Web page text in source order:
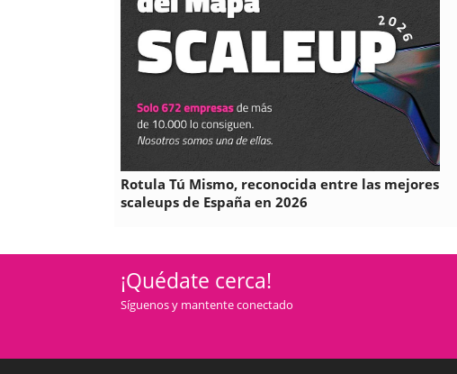
Rotula Tú Mismo, reconocida entre las mejores
scaleups de España en 2026
¡Quédate cerca!
Síguenos y mantente conectado